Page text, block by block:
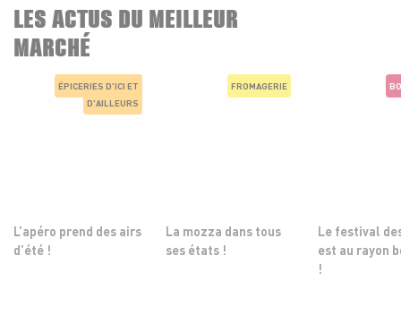
LES ACTUS DU MEILLEUR
MARCHÉ
ÉPICERIES D'ICI ET
D'AILLEURS
L’apéro prend des airs
d’été !
FROMAGERIE
La mozza dans tous
ses états !
Le festival
est au rayon
!